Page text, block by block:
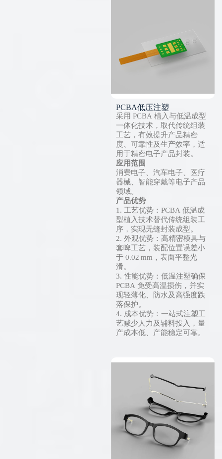
PCBA低压注塑
采用 PCBA 植入与低温成型
一体化技术，取代传统组装
工艺，有效提升产品精密
度、可靠性及生产效率，适
用于精密电子产品封装。
应用范围
消费电子、汽车电子、医疗
器械、智能穿戴等电子产品
领域。
产品优势
1. 工艺优势：PCBA 低温成
型植入技术替代传统组装工
序，实现无缝封装成型。
2. 外观优势：高精密模具与
套啤工艺，装配位置误差小
于 0.02 mm，表面平整光
滑。
3. 性能优势：低温注塑确保
PCBA 免受高温损伤，并实
现轻薄化、防水及高强度跌
落保护。
4. 成本优势：一站式注塑工
艺减少人力及辅料投入，量
产成本低、产能稳定可靠。